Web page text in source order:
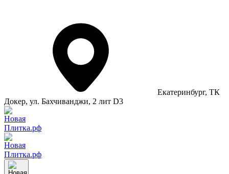
Екатеринбург, ТК
Докер, ул. Бахчиванджи, 2 лит D3